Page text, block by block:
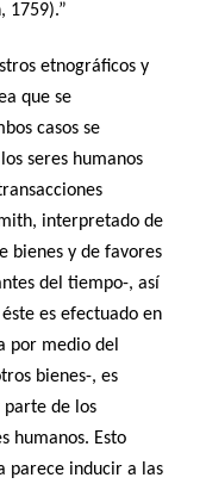
1759).”
etnográficos y
que se
casos se
seres humanos
interpretado de
bienes y de favores
del tiempo-, así
es efectuado en
por medio del
bienes-, es
de los
humanos. Esto
parece inducir a las